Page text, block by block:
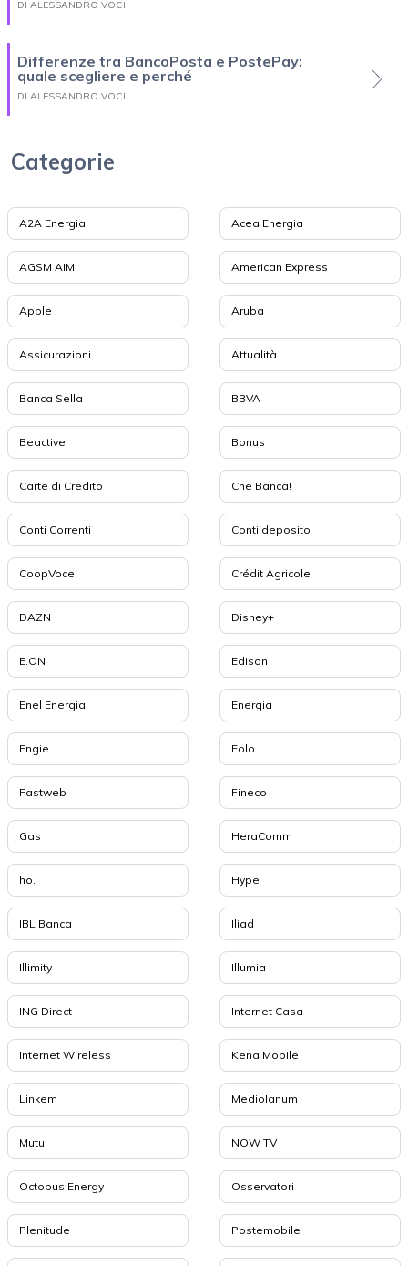
DI ALESSANDRO VOCI
Differenze tra BancoPosta e PostePay:
quale scegliere e perché
DI ALESSANDRO VOCI
Categorie
A2A Energia Acea Energia
AGSM AIM American Express
Apple Aruba
Assicurazioni Attualità
Banca Sella BBVA
Beactive Bonus
Carte di Credito Che Banca!
Conti Correnti Conti deposito
CoopVoce Crédit Agricole
DAZN Disney+
E.ON Edison
Enel Energia Energia
Engie Eolo
Fastweb Fineco
Gas HeraComm
ho. Hype
IBL Banca Iliad
Illimity Illumia
ING Direct Internet Casa
Internet Wireless Kena Mobile
Linkem Mediolanum
Mutui NOW TV
Octopus Energy Osservatori
Plenitude Postemobile